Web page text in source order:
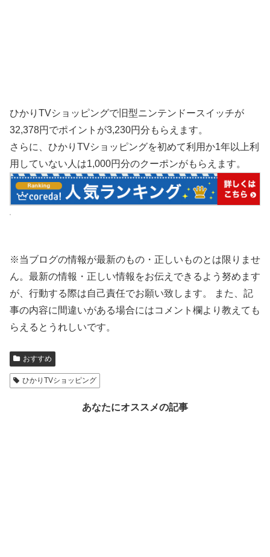
ひかりTVショッピングで旧型ニンテンドースイッチが
32,378円でポイントが3,230円分もらえます。
さらに、ひかりTVショッピングを初めて利用か1年以上利
用していない人は1,000円分のクーポンがもらえます。
※当ブログの情報が最新のもの・正しいものとは限りませ
ん。最新の情報・正しい情報をお伝えできるよう努めます
が、行動する際は自己責任でお願い致します。 また、記
事の内容に間違いがある場合にはコメント欄より教えても
らえるとうれしいです。
おすすめ
ひかりTVショッピング
あなたにオススメの記事